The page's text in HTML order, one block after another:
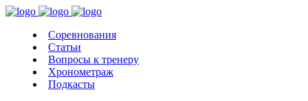
Соревнования
Статьи
Вопросы к тренеру
Хронометраж
Подкасты